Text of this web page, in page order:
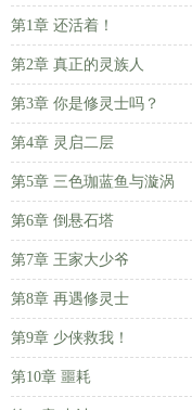
第1章 还活着！
第2章 真正的灵族人
第3章 你是修灵士吗？
第4章 灵启二层
第5章 三色珈蓝鱼与漩涡
第6章 倒悬石塔
第7章 王家大少爷
第8章 再遇修灵士
第9章 少侠救我！
第10章 噩耗